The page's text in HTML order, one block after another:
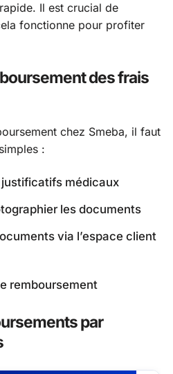
Il est crucial de
fonctionne pour profiter
des frais
chez Smeba, il faut
:
médicaux
les documents
via l’espace client
remboursement
par